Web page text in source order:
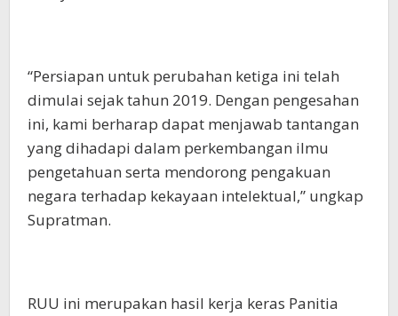
“Persiapan untuk perubahan ketiga ini telah
dimulai sejak tahun 2019. Dengan pengesahan
ini, kami berharap dapat menjawab tantangan
yang dihadapi dalam perkembangan ilmu
pengetahuan serta mendorong pengakuan
negara terhadap kekayaan intelektual,” ungkap
Supratman.
RUU ini merupakan hasil kerja keras Panitia